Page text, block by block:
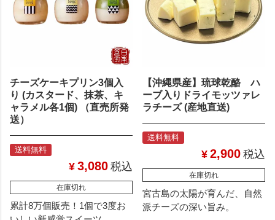
チーズケーキプリン3個入
り (カスタード、抹茶、キ
ャラメル各1個) （直売所発
送）
送料無料
¥ 3,080 税込
在庫切れ
累計8万個販売！1個で3度お
【沖縄県産】琉球乾酪 ハ
ーブ入りドライモッツァレ
ラチーズ (産地直送)
送料無料
¥ 2,900 税込
在庫切れ
宮古島の太陽が育んだ、自然
派チーズの深い旨み。